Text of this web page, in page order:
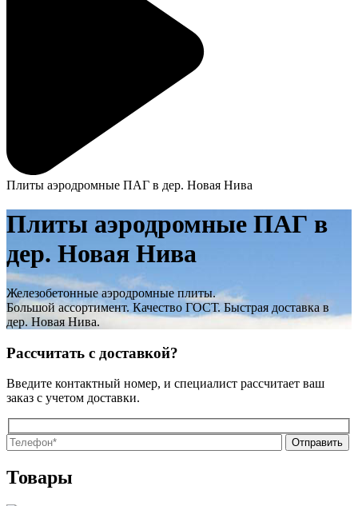
Плиты аэродромные ПАГ в дер. Новая Нива
Плиты аэродромные ПАГ в
дер. Новая Нива
Железобетонные аэродромные плиты.
Большой ассортимент. Качество ГОСТ. Быстрая доставка в
дер. Новая Нива.
Рассчитать с доставкой?
Введите контактный номер, и специалист рассчитает ваш
заказ с учетом доставки.
Товары